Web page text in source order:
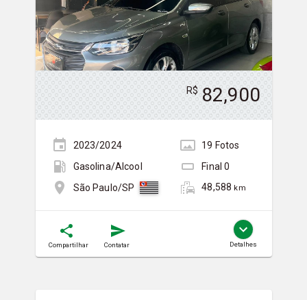
R$ 82,900
2023/2024 19 Fotos
Gasolina/Álcool
Final0
São Paulo/SP
48,588 km
Compartilhar Contatar Detalhes